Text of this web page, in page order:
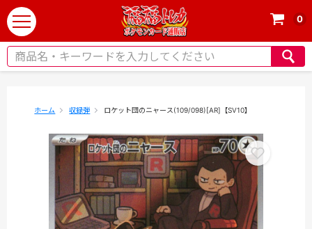
t
o
g
0
ホーム 収録弾 ロケット団のニャース(109/098)[AR]【SV10】